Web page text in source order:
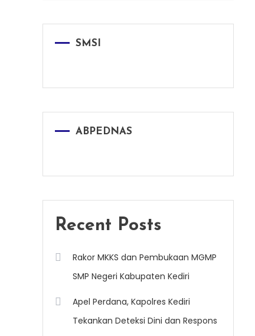
SMSI
ABPEDNAS
Recent Posts
Rakor MKKS dan Pembukaan MGMP
SMP Negeri Kabupaten Kediri
Apel Perdana, Kapolres Kediri
Tekankan Deteksi Dini dan Respons